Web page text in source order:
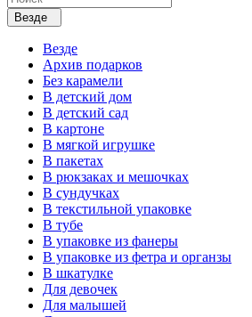
Везде
Везде
Архив подарков
Без карамели
В детский дом
В детский сад
В картоне
В мягкой игрушке
В пакетах
В рюкзаках и мешочках
В сундучках
В текстильной упаковке
В тубе
В упаковке из фанеры
В упаковке из фетра и органзы
В шкатулке
Для девочек
Для малышей